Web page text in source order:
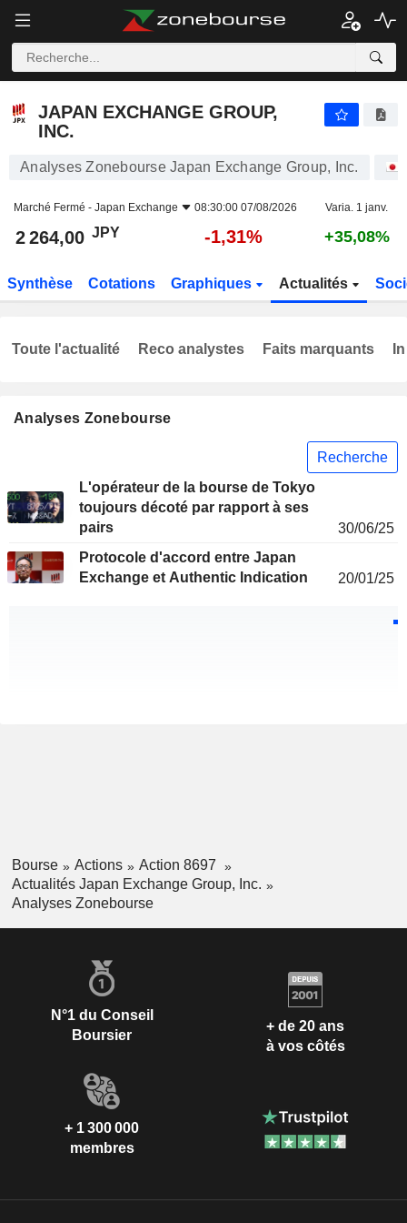
JAPAN EXCHANGE GROUP,
INC.
Analyses Zonebourse Japan Exchange Group, Inc.
Marché Fermé - Japan Exchange 08:30:00 07/08/2026 Varia. 1 janv.
2 264,00 JPY -1,31% +35,08%
Synthèse Cotations Graphiques Actualités
Analyses Zonebourse
Recherche
L'opérateur de la bourse de Tokyo
toujours décoté par rapport à ses
pairs
30/06/25
Protocole d'accord entre Japan
Exchange et Authentic Indication
20/01/25
Toute l'actualité Reco analystes Faits marquants
Bourse Actions
Action 8697
Actualités Japan Exchange Group, Inc.
Analyses Zonebourse
N°1 du Conseil
Boursier
+ de 20 ans
à vos côtés
+ 1 300 000
membres